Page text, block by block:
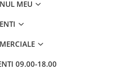
MEU
09.00-18.00